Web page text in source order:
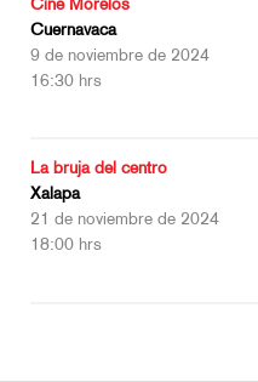
Cine Morelos
Cuernavaca
9 de noviembre de 2024
16:30 hrs
La bruja del centro
Xalapa
21 de noviembre de 2024
18:00 hrs